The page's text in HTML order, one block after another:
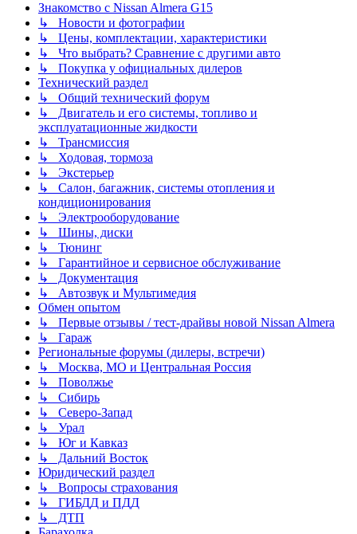
Знакомство с Nissan Almera G15
↳ Новости и фотографии
↳ Цены, комплектации, характеристики
↳ Что выбрать? Сравнение с другими авто
↳ Покупка у официальных дилеров
Технический раздел
↳ Общий технический форум
↳ Двигатель и его системы, топливо и
эксплуатационные жидкости
↳ Трансмиссия
↳ Ходовая, тормоза
↳ Экстерьер
↳ Салон, багажник, системы отопления и
кондиционирования
↳ Электрооборудование
↳ Шины, диски
↳ Тюнинг
↳ Гарантийное и сервисное обслуживание
↳ Документация
↳ Автозвук и Мультимедия
Обмен опытом
↳ Первые отзывы / тест-драйвы новой Nissan Almera
↳ Гараж
Региональные форумы (дилеры, встречи)
↳ Москва, МО и Центральная Россия
↳ Поволжье
↳ Сибирь
↳ Северо-Запад
↳ Урал
↳ Юг и Кавказ
↳ Дальний Восток
Юридический раздел
↳ Вопросы страхования
↳ ГИБДД и ПДД
↳ ДТП